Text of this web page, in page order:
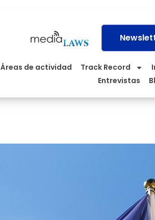
Áreas de actividad Track Record
Entrevistas